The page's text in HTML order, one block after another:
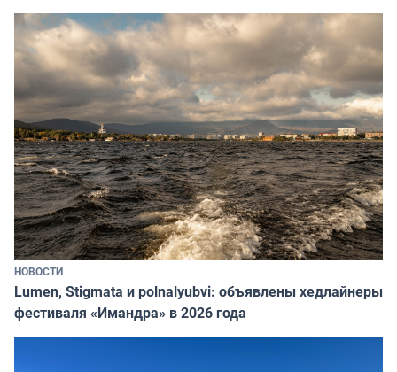
НОВОСТИ
Lumen, Stigmata и polnalyubvi: объявлены хедлайнеры
фестиваля «Имандра» в 2026 года